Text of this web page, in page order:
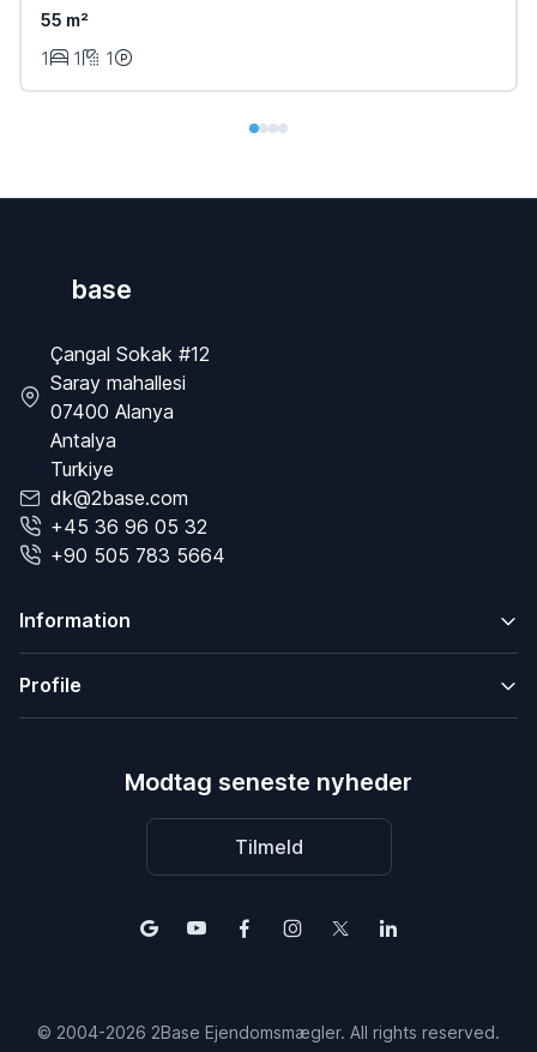
55 m²
1
1 1
base
Çangal Sokak #12
Saray mahallesi
07400 Alanya
Antalya
Turkiye
dk@2base.com
+45 36 96 05 32
+90 505 783 5664
Information
Profile
Modtag seneste nyheder
Tilmeld
© 2004-2026 2Base Ejendomsmægler. All rights reserved.